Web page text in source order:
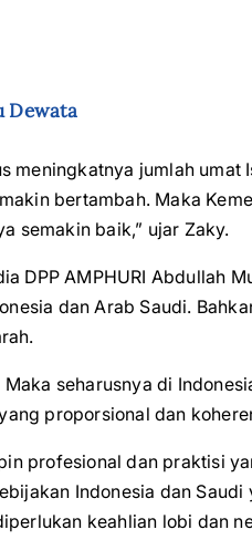
Dewata
meningkatnya jumlah umat
bertambah. Maka
semakin baik,” ujar Zaky.
DPP AMPHURI Abdullah
dan Arab Saudi.
seharusnya di
proporsional dan
profesional dan praktisi
Indonesia dan Saudi
keahlian lobi dan